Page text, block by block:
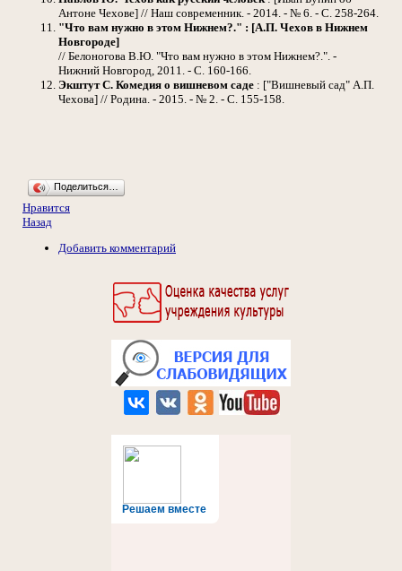
Решаем вместе
Антоне Чехове] // Наш современник. - 2014. - № 6. - С. 258-264.
"Что вам нужно в этом Нижнем?." : [А.П. Чехов в Нижнем
Новгороде]
// Белоногова В.Ю. "Что вам нужно в этом Нижнем?.". -
Нижний Новгород, 2011. - С. 160-166.
Экштут С. Комедия о вишневом саде : ["Вишневый сад" А.П.
Чехова] // Родина. - 2015. - № 2. - С. 155-158.
Поделиться…
Нравится
Назад
Добавить комментарий